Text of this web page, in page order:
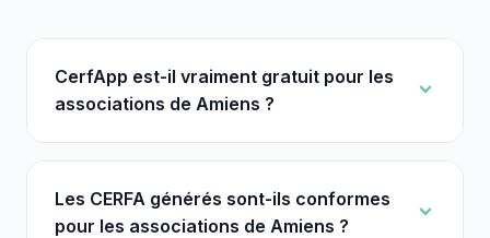
CerfApp est-il vraiment gratuit pour les
associations de Amiens ?
Les CERFA générés sont-ils conformes
pour les associations de Amiens ?